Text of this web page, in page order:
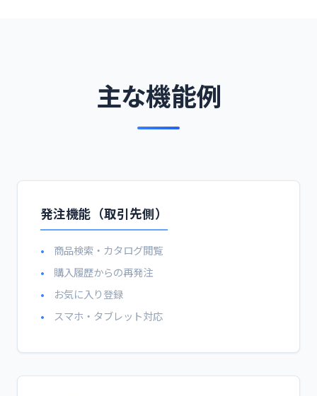
主な機能例
発注機能（取引先側）
商品検索・カタログ閲覧
購入履歴からの再発注
お気に入り登録
スマホ・タブレット対応